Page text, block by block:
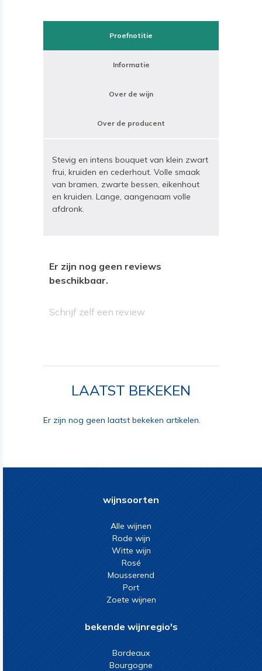
Proefnotitie
Informatie
Over de wijn
Over de producent
Stevig en intens bouquet van klein zwart
frui, kruiden en cederhout. Volle smaak
van bramen, zwarte bessen, eikenhout
en kruiden. Lange, aangenaam volle
afdronk.
Er zijn nog geen reviews
beschikbaar.
Schrijf zelf een review
LAATST BEKEKEN
Er zijn nog geen laatst bekeken artikelen.
wijnsoorten
Alle wijnen
Rode wijn
Witte wijn
Rosé
Mousserend
Port
Zoete wijnen
bekende wijnregio's
Bordeaux
Bourgogne